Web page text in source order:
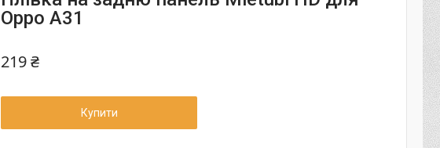
Oppo A31
219 ₴
Купити